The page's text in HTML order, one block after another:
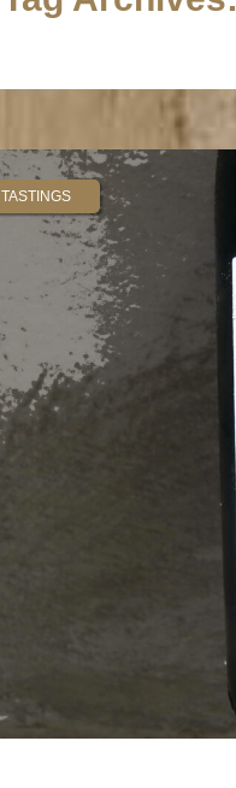
TASTINGS